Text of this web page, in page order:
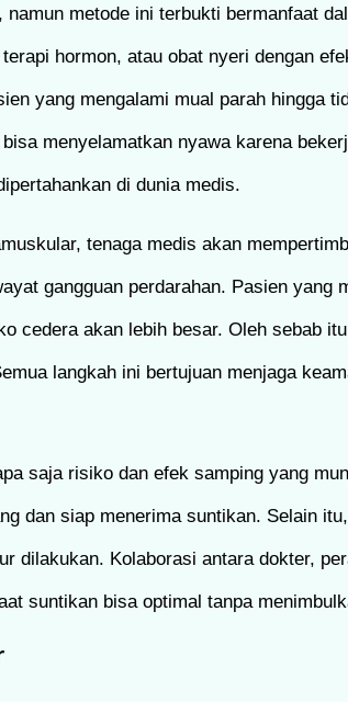
metode ini terbukti bermanfaat
hormon, atau obat nyeri dengan
yang mengalami mual parah hingga
menyelamatkan nyawa karena
di dunia medis.
tenaga medis akan
gangguan perdarahan. Pasien yang
cedera akan lebih besar. Oleh sebab
langkah ini bertujuan menjaga
saja risiko dan efek samping yang
dan siap menerima suntikan. Selain
dilakukan. Kolaborasi antara dokter,
suntikan bisa optimal tanpa